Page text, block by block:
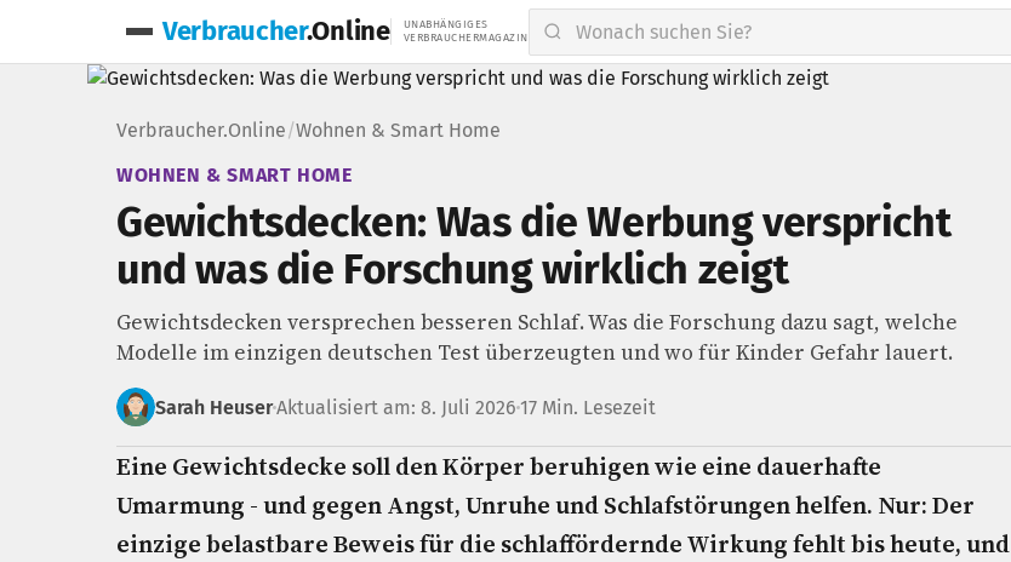
Verbraucher.Online
UNABHÄNGIGES
VERBRAUCHERMAGAZIN
Verbraucher.Online/Wohnen & Smart Home
WOHNEN & SMART HOME
Gewichtsdecken: Was die Werbung verspricht
und was die Forschung wirklich zeigt
Gewichtsdecken versprechen besseren Schlaf. Was die Forschung dazu sagt, welche
Modelle im einzigen deutschen Test überzeugten und wo für Kinder Gefahr lauert.
Sarah HeuserAktualisiert am: 8. Juli 2026 17 Min. Lesezeit
Eine Gewichtsdecke soll den Körper beruhigen wie eine dauerhafte
Umarmung - und gegen Angst, Unruhe und Schlafstörungen helfen. Nur: Der
einzige belastbare Beweis für die schlaffördernde Wirkung fehlt bis heute, und